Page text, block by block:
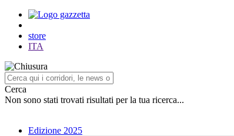
store
ITA
Cerca
Non sono stati trovati risultati per la tua ricerca...
Edizione 2025